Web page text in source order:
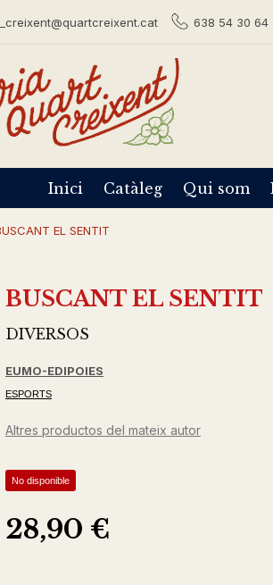
638 54 30 64
Inici Catàleg Qui som
EL SENTIT
BUSCANT EL SENTIT
DIVERSOS
EUMO-EDIPOIES
ESPORTS
Altres productos del mateix autor
No disponible
28,90 €